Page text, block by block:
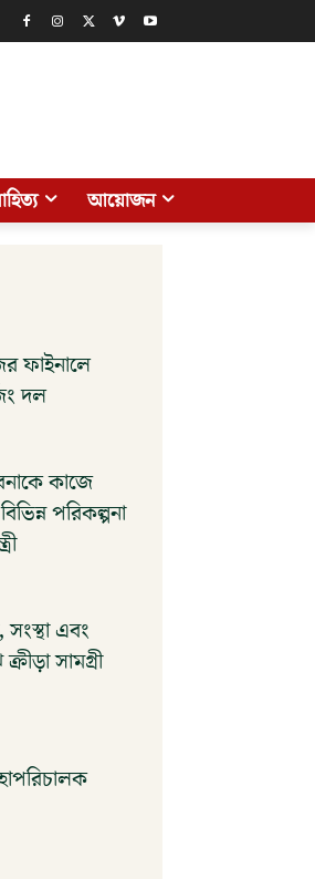
আয়োজন
ফাইনালে
দল
কাজে
পরিকল্পনা
সংস্থা এবং
সামগ্রী